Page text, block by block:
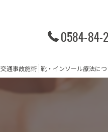
0584-84-
交通事故施術 靴・インソール療法に